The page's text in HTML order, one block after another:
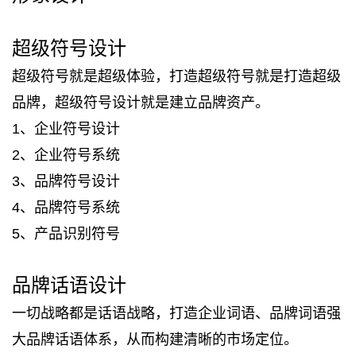
超级符号设计
超级符号就是超级体验，打造超级符号就是打造超级
品牌，超级符号设计就是建立品牌资产。
1、企业符号设计
2、企业符号系统
3、品牌符号设计
4、品牌符号系统
5、产品识别符号
品牌话语设计
一切战略都是话语战略，打造企业词语、品牌词语强
大品牌话语体系，从而构建清晰的市场定位。